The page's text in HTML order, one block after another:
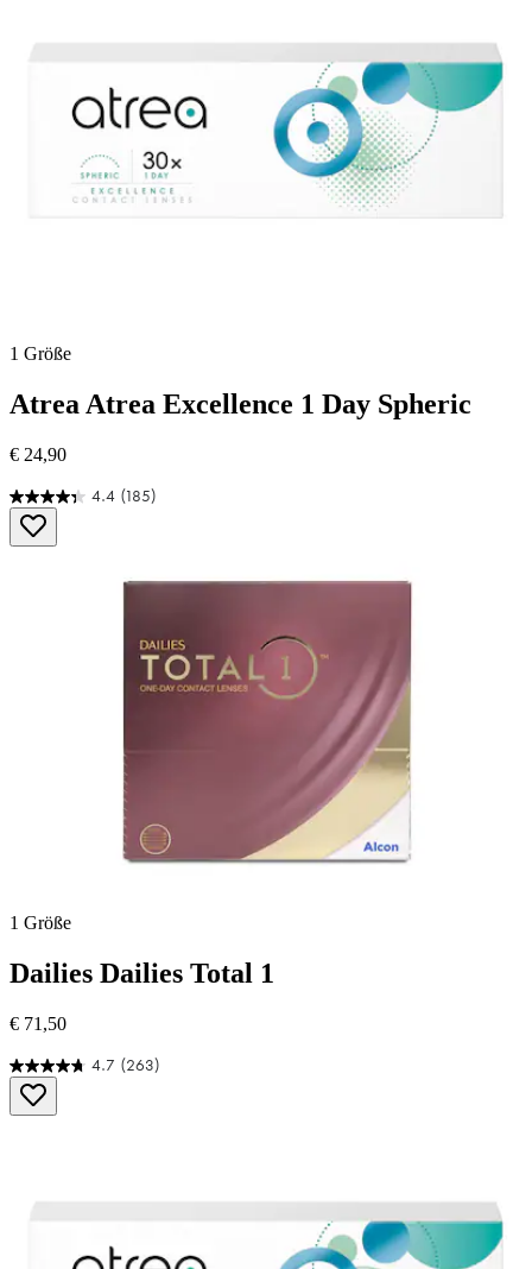
1 Größe
AtreaAtrea Excellence 1 Day Spheric
€ 24,90
4.4 (185)
4.4
von
5
1 Größe
Dailies Dailies Total 1
€ 71,50
4.7 (263)
4.7
von
5